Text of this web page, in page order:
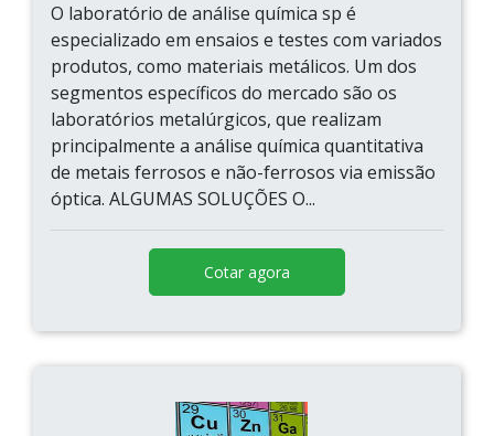
O laboratório de análise química sp é
especializado em ensaios e testes com variados
produtos, como materiais metálicos. Um dos
segmentos específicos do mercado são os
laboratórios metalúrgicos, que realizam
principalmente a análise química quantitativa
de metais ferrosos e não-ferrosos via emissão
óptica. ALGUMAS SOLUÇÕES O...
Cotar agora